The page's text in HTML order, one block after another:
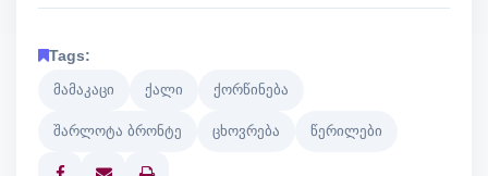
Tags:
მამაკაცი ქალი ქორწინება
შარლოტა ბრონტე ცხოვრება წერილები